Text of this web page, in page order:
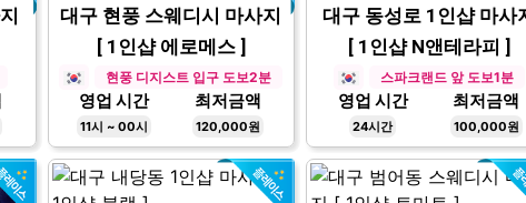
대구 현풍 스웨디시 마사지
[ 1인샵 에로메스 ]
현풍 디지스트 입구 도보2분
영업 시간
11시 ~ 00시
최저금액
120,000원
대구 동성로 1인샵 마사
[ 1인샵 N앤테라피 ]
스파크랜드 앞 도보1분
영업 시간
24시간
최저금액
100,000원